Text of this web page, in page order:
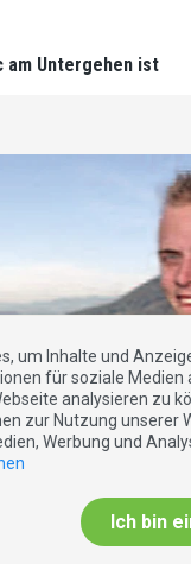
am Untergehen ist
um Inhalte und
für soziale Medien
analysieren zu
zur Nutzung unserer
Werbung und
Ich bin